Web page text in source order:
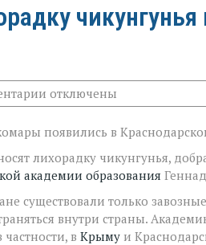
к
записи
лихорадку
комары
добрались
до России
отключены
появились в
лихорадку чикунгунья,
академии образования
существовали только
внутри страны.
частности, в Крыму и